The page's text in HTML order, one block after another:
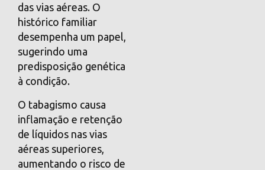
das vias aéreas. O
histórico familiar
desempenha um papel,
sugerindo uma
predisposição genética
à condição.
O tabagismo causa
inflamação e retenção
de líquidos nas vias
aéreas superiores,
aumentando o risco de